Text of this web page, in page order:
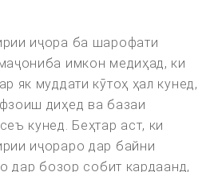
иҷора ба шарофати
имкон медиҳад, ки
як муддати кӯтоҳ ҳал кунед,
диҳед ва базаи
кунед. Беҳтар аст, ки
иҷораро дар байни
дар бозор собит кардаанд,